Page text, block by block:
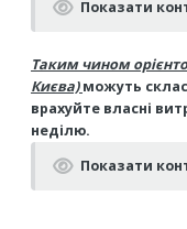
Показати
Таким чином
Києва)можуть
врахуйте власні
неділю.
Показати